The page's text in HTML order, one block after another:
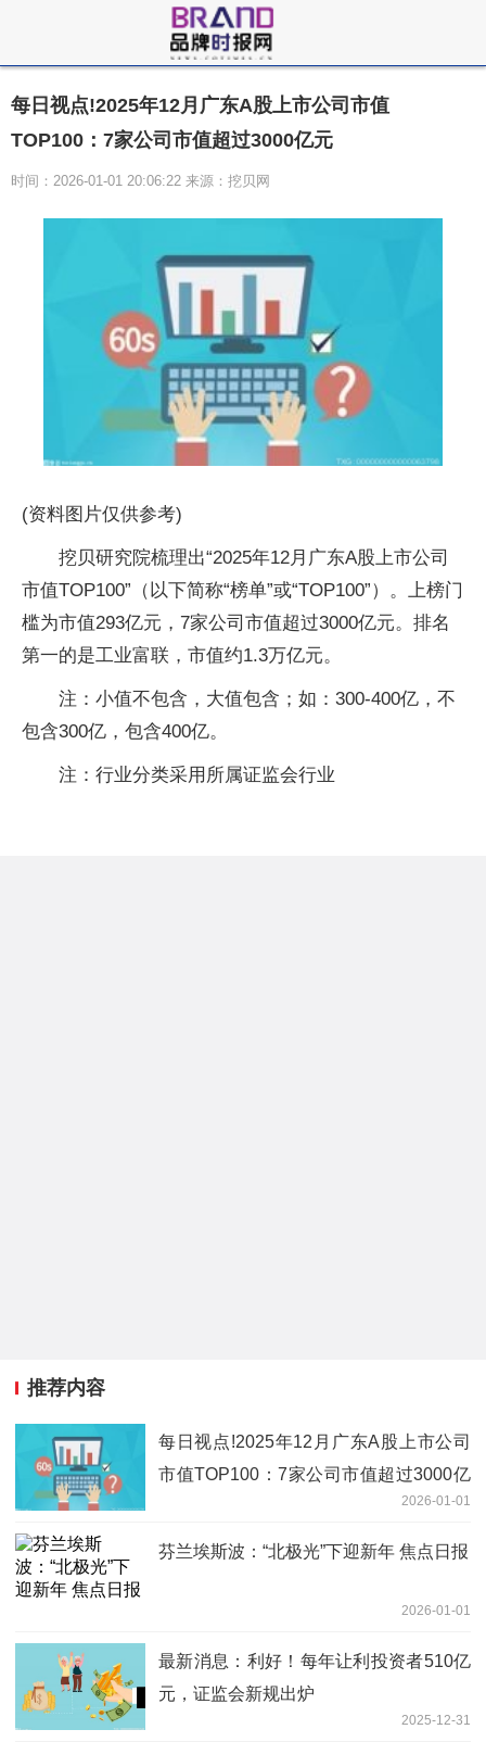
每日视点!2025年12月广东A股上市公司市值
TOP100：7家公司市值超过3000亿元
时间：2026-01-01 20:06:22 来源：挖贝网
(资料图片仅供参考)
挖贝研究院梳理出“2025年12月广东A股上市公司
市值TOP100”（以下简称“榜单”或“TOP100”）。上榜门
槛为市值293亿元，7家公司市值超过3000亿元。排名
第一的是工业富联，市值约1.3万亿元。
注：小值不包含，大值包含；如：300-400亿，不
包含300亿，包含400亿。
注：行业分类采用所属证监会行业
推荐内容
每日视点!2025年12月广东A股上市公司
市值TOP100：7家公司市值超过3000亿
2026-01-01
芬兰埃斯波：“北极光”下迎新年 焦点日报
2026-01-01
最新消息：利好！每年让利投资者510亿
元，证监会新规出炉
2025-12-31